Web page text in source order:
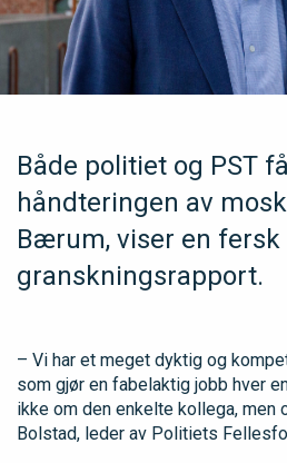
Både politiet og PST
håndteringen av
Bærum, viser en fersk
granskningsrapport.
– Vi har et meget dyktig og
som gjør en fabelaktig jobb hver
ikke om den enkelte kollega, men
Bolstad, leder av Politiets